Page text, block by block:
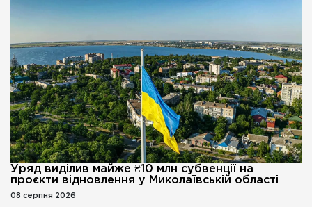
Уряд виділив майже ₴10 млн субвенції на
проєкти відновлення у Миколаївській області
08 серпня 2026